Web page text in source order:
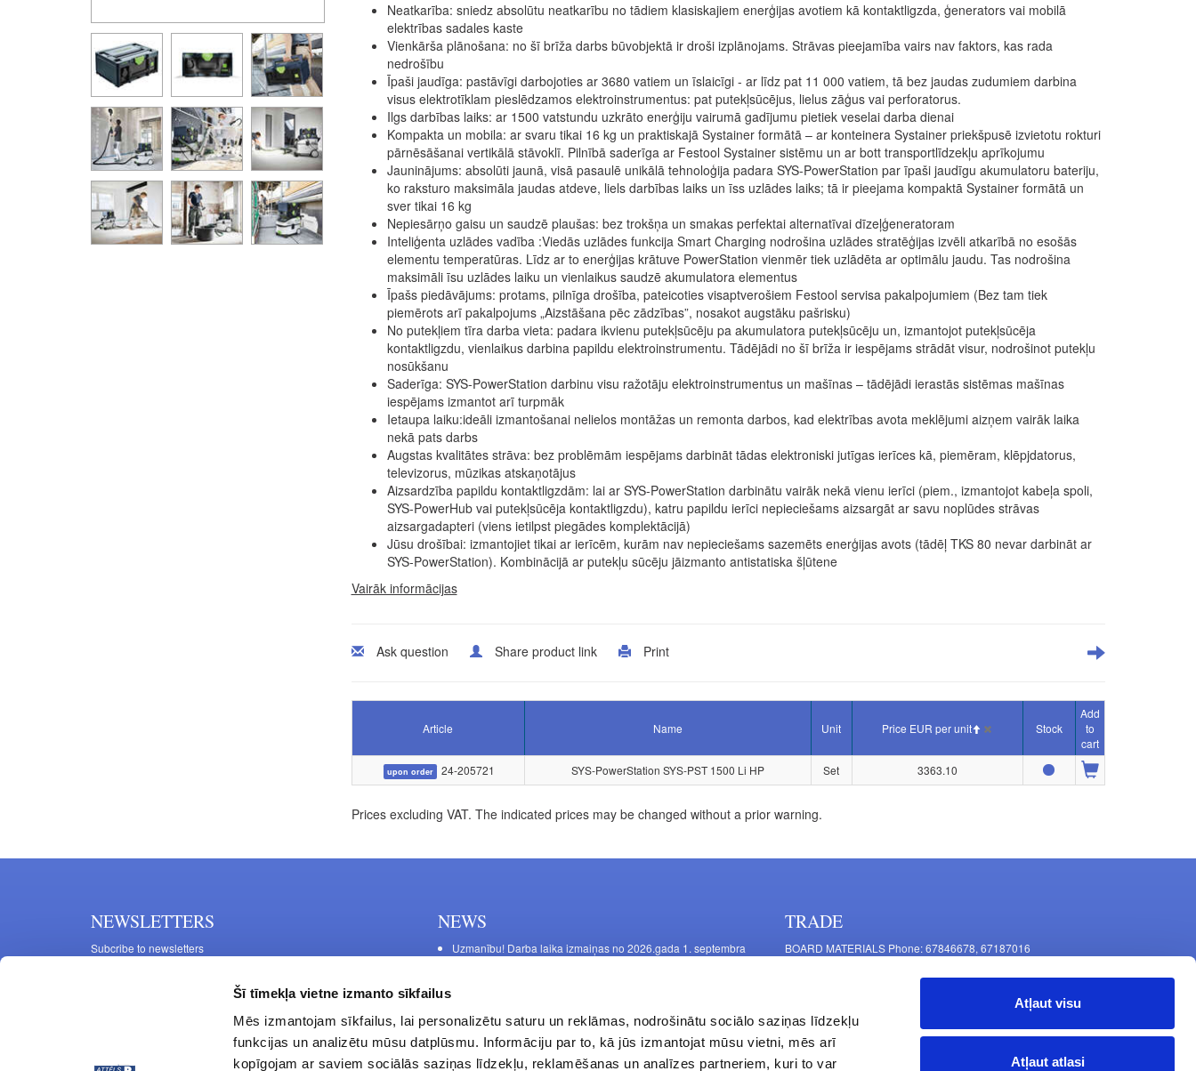
Šī tīmekļa vietne izmanto sīkfailus
Mēs izmantojam sīkfailus, lai personalizētu saturu un reklāmas, nodrošinātu sociālo saziņas līdzekļu
funkcijas un analizētu mūsu datplūsmu. Informāciju par to, kā jūs izmantojat mūsu vietni, mēs arī
kopīgojam ar saviem sociālās saziņas līdzekļu, reklamēšanas un analīzes partneriem, kuri to var
Atļaut visu
Atļaut atlasi
Neatkarība: sniedz absolūtu neatkarību no tādiem klasiskajiem enerģijas avotiem kā kontaktligzda, ģenerators vai mobilā
elektrības sadales kaste
Vienkārša plānošana: no šī brīža darbs būvobjektā ir droši izplānojams. Strāvas pieejamība vairs nav faktors, kas rada
nedrošību
Īpaši jaudīga: pastāvīgi darbojoties ar 3680 vatiem un īslaicīgi - ar līdz pat 11 000 vatiem, tā bez jaudas zudumiem darbina
visus elektrotīklam pieslēdzamos elektroinstrumentus: pat putekļsūcējus, lielus zāģus vai perforatorus.
Ilgs darbības laiks: ar 1500 vatstundu uzkrāto enerģiju vairumā gadījumu pietiek veselai darba dienai
Kompakta un mobila: ar svaru tikai 16 kg un praktiskajā Systainer formātā – ar konteinera Systainer priekšpusē izvietotu rokturi
pārnēsāšanai vertikālā stāvoklī. Pilnībā saderīga ar Festool Systainer sistēmu un ar bott transportlīdzekļu aprīkojumu
Jauninājums: absolūti jaunā, visā pasaulē unikālā tehnoloģija padara SYS-PowerStation par īpaši jaudīgu akumulatoru bateriju,
ko raksturo maksimāla jaudas atdeve, liels darbības laiks un īss uzlādes laiks; tā ir pieejama kompaktā Systainer formātā un
sver tikai 16 kg
Nepiesārņo gaisu un saudzē plaušas: bez trokšņa un smakas perfektai alternatīvai dīzeļģeneratoram
Inteliģenta uzlādes vadība :Viedās uzlādes funkcija Smart Charging nodrošina uzlādes stratēģijas izvēli atkarībā no esošās
elementu temperatūras. Līdz ar to enerģijas krātuve PowerStation vienmēr tiek uzlādēta ar optimālu jaudu. Tas nodrošina
maksimāli īsu uzlādes laiku un vienlaikus saudzē akumulatora elementus
Īpašs piedāvājums: protams, pilnīga drošība, pateicoties visaptverošiem Festool servisa pakalpojumiem (Bez tam tiek
piemērots arī pakalpojums „Aizstāšana pēc zādzības”, nosakot augstāku pašrisku)
No putekļiem tīra darba vieta: padara ikvienu putekļsūcēju pa akumulatora putekļsūcēju un, izmantojot putekļsūcēja
kontaktligzdu, vienlaikus darbina papildu elektroinstrumentu. Tādējādi no šī brīža ir iespējams strādāt visur, nodrošinot putekļu
nosūkšanu
Saderīga: SYS-PowerStation darbinu visu ražotāju elektroinstrumentus un mašīnas – tādējādi ierastās sistēmas mašīnas
iespējams izmantot arī turpmāk
Ietaupa laiku:ideāli izmantošanai nelielos montāžas un remonta darbos, kad elektrības avota meklējumi aizņem vairāk laika
nekā pats darbs
Augstas kvalitātes strāva: bez problēmām iespējams darbināt tādas elektroniski jutīgas ierīces kā, piemēram, klēpjdatorus,
televizorus, mūzikas atskaņotājus
Aizsardzība papildu kontaktligzdām: lai ar SYS-PowerStation darbinātu vairāk nekā vienu ierīci (piem., izmantojot kabeļa spoli,
SYS-PowerHub vai putekļsūcēja kontaktligzdu), katru papildu ierīci nepieciešams aizsargāt ar savu noplūdes strāvas
aizsargadapteri (viens ietilpst piegādes komplektācijā)
Jūsu drošībai: izmantojiet tikai ar ierīcēm, kurām nav nepieciešams sazemēts enerģijas avots (tādēļ TKS 80 nevar darbināt ar
SYS-PowerStation). Kombinācijā ar putekļu sūcēju jāizmanto antistatiska šļūtene
Vairāk informācijas
Ask question Share product link Print
Article Name Unit Price EUR per unit Stock
Add
to
cart
upon order 24-205721 SYS-PowerStation SYS-PST 1500 Li HP Set 3363.10
Prices excluding VAT. The indicated prices may be changed without a prior warning.
NEWSLETTERS
Subcribe to newsletters
NEWS
Uzmanību! Darba laika izmaiņas no 2026.gada 1. septembra
TRADE
BOARD MATERIALS Phone: 67846678, 67187016
11 Mašīnu Str., Riga, LV-1063, Latvia
FURNITURE FITTINGS Phone: 67846682, 67844884
452 Latgales Str., Riga, LV-1063, Latvija
Operating hours: Monday to Friday 9:00 - 18:00,